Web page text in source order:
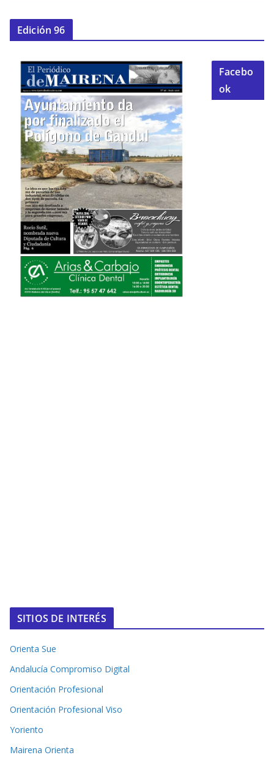
Edición 96
Facebo
ok
SITIOS DE INTERÉS
Orienta Sue
Andalucía Compromiso Digital
Orientación Profesional
Orientación Profesional Viso
Yoriento
Mairena Orienta